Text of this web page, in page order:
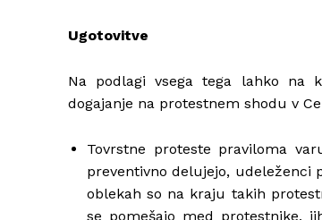
Ugotovitve
Na podlagi vsega tega lahko na
dogajanje na protestnem shodu v
Tovrstne proteste praviloma
preventivno delujejo, udeleženci
oblekah so na kraju takih
se pomešajo med protestnike,